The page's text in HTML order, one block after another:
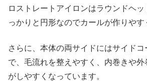
ロストレートアイロンはラウンドヘ
っかりと円形なのでカールが作りやす
さらに、本体の両サイドにはサイド
で、毛流れを整えやすく、内巻きや
がしやすくなっています。